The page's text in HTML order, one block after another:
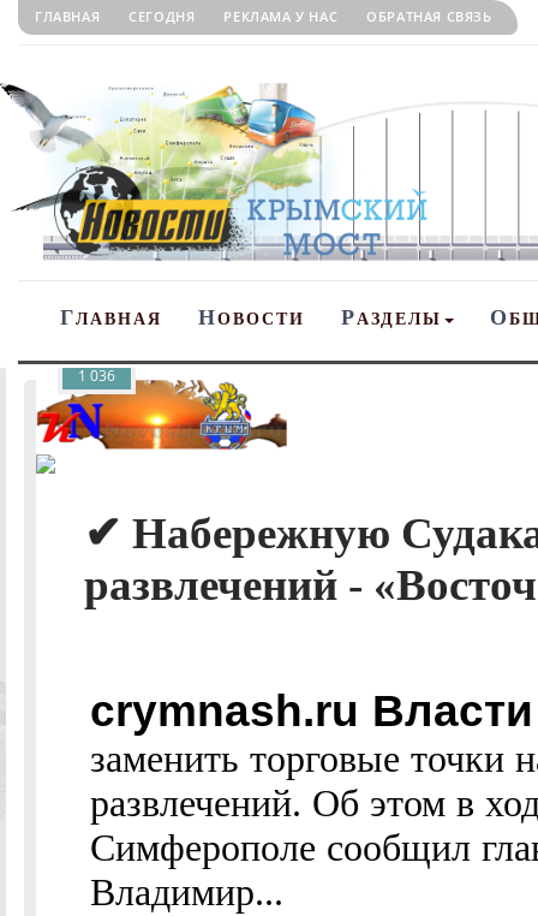
ГЛАВНАЯ СЕГОДНЯ РЕКЛАМА У НАС ОБРАТНАЯ СВЯЗЬ
ГЛАВНАЯ НОВОСТИ РАЗДЕЛЫ О
✔ Набережную
развлечений -
crymnash.ru
заменить торговые точки
развлечений. Об этом в
Симферополе сообщил
Владимир...
1 036